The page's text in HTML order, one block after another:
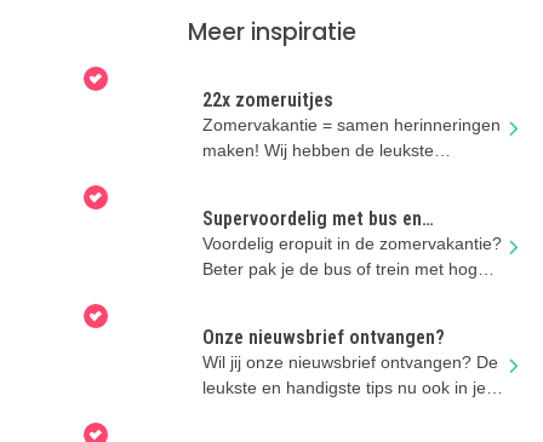
Meer inspiratie
22x zomeruitjes
Zomervakantie = samen herinneringen
maken! Wij hebben de leukste
Supervoordelig met bus en
regionale trein
Voordelig eropuit in de zomervakantie?
Beter pak je de bus of trein met hoge
Onze nieuwsbrief ontvangen?
Wil jij onze nieuwsbrief ontvangen? De
leukste en handigste tips nu ook in je